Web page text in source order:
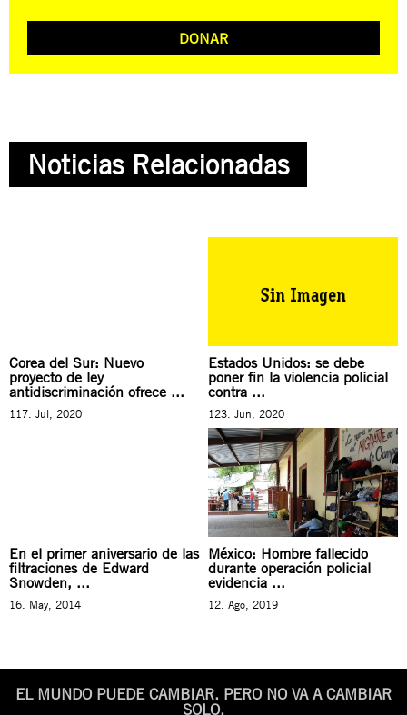
DONAR
Noticias Relacionadas
Corea del Sur: Nuevo
proyecto de ley
antidiscriminación ofrece ...
117. Jul, 2020
Estados Unidos: se debe
poner fin la violencia policial
contra ...
123. Jun, 2020
En el primer aniversario de las
filtraciones de Edward
Snowden, ...
16. May, 2014
México: Hombre fallecido
durante operación policial
evidencia ...
12. Ago, 2019
EL MUNDO PUEDE CAMBIAR. PERO NO VA A CAMBIAR
SOLO.